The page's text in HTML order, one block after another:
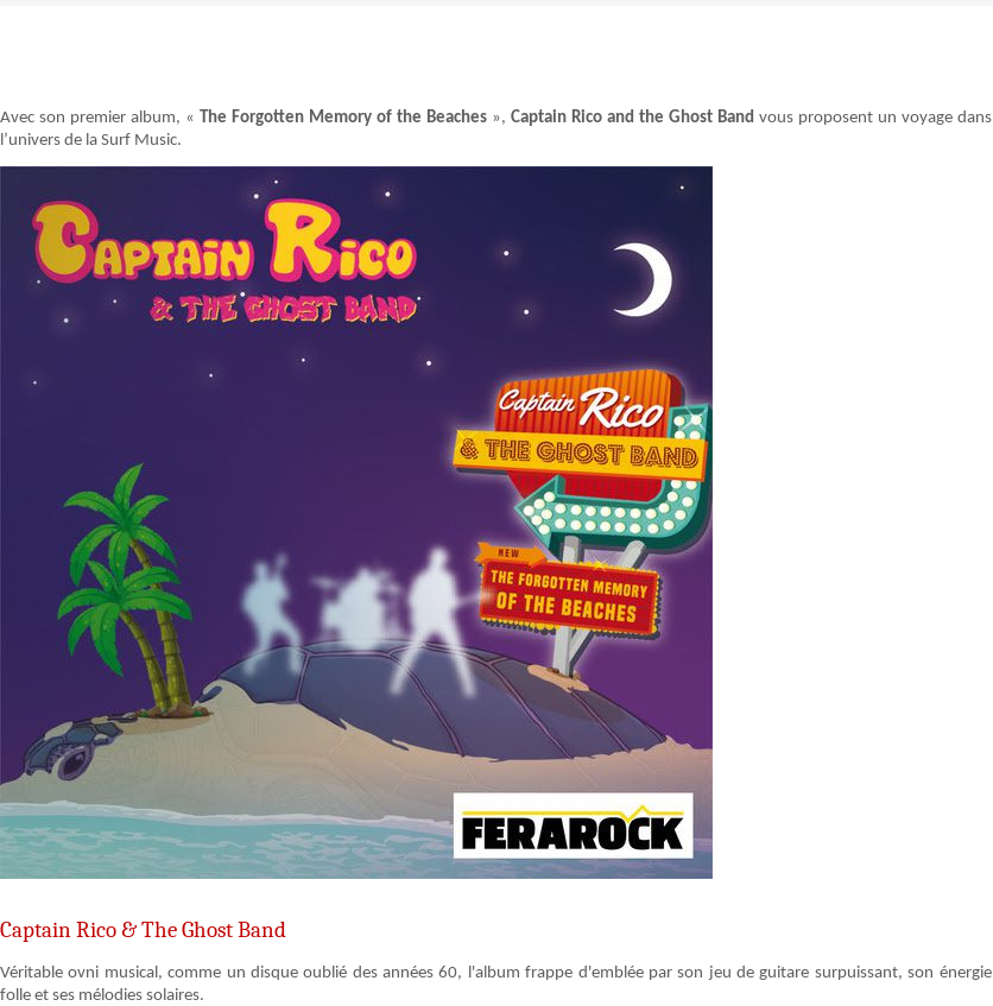
Avec son premier album, « The Forgotten Memory of the Beaches», Captain Rico and the Ghost Band vous proposent un voyage dans
l’univers de la Surf Music.
Captain Rico & The Ghost Band
Véritable ovni musical, comme un disque oublié des années 60, l'album frappe d'emblée par son jeu de guitare surpuissant, son énergie
folle et ses mélodies solaires.